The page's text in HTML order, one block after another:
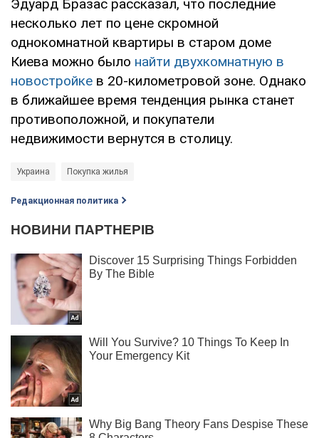
Эдуард Бразас рассказал, что последние
несколько лет по цене скромной
однокомнатной квартиры в старом доме
Киева можно было найти двухкомнатную в
новостройке в 20-километровой зоне. Однако
в ближайшее время тенденция рынка станет
противоположной, и покупатели
недвижимости вернутся в столицу.
Украина Покупка жилья
Редакционная политика